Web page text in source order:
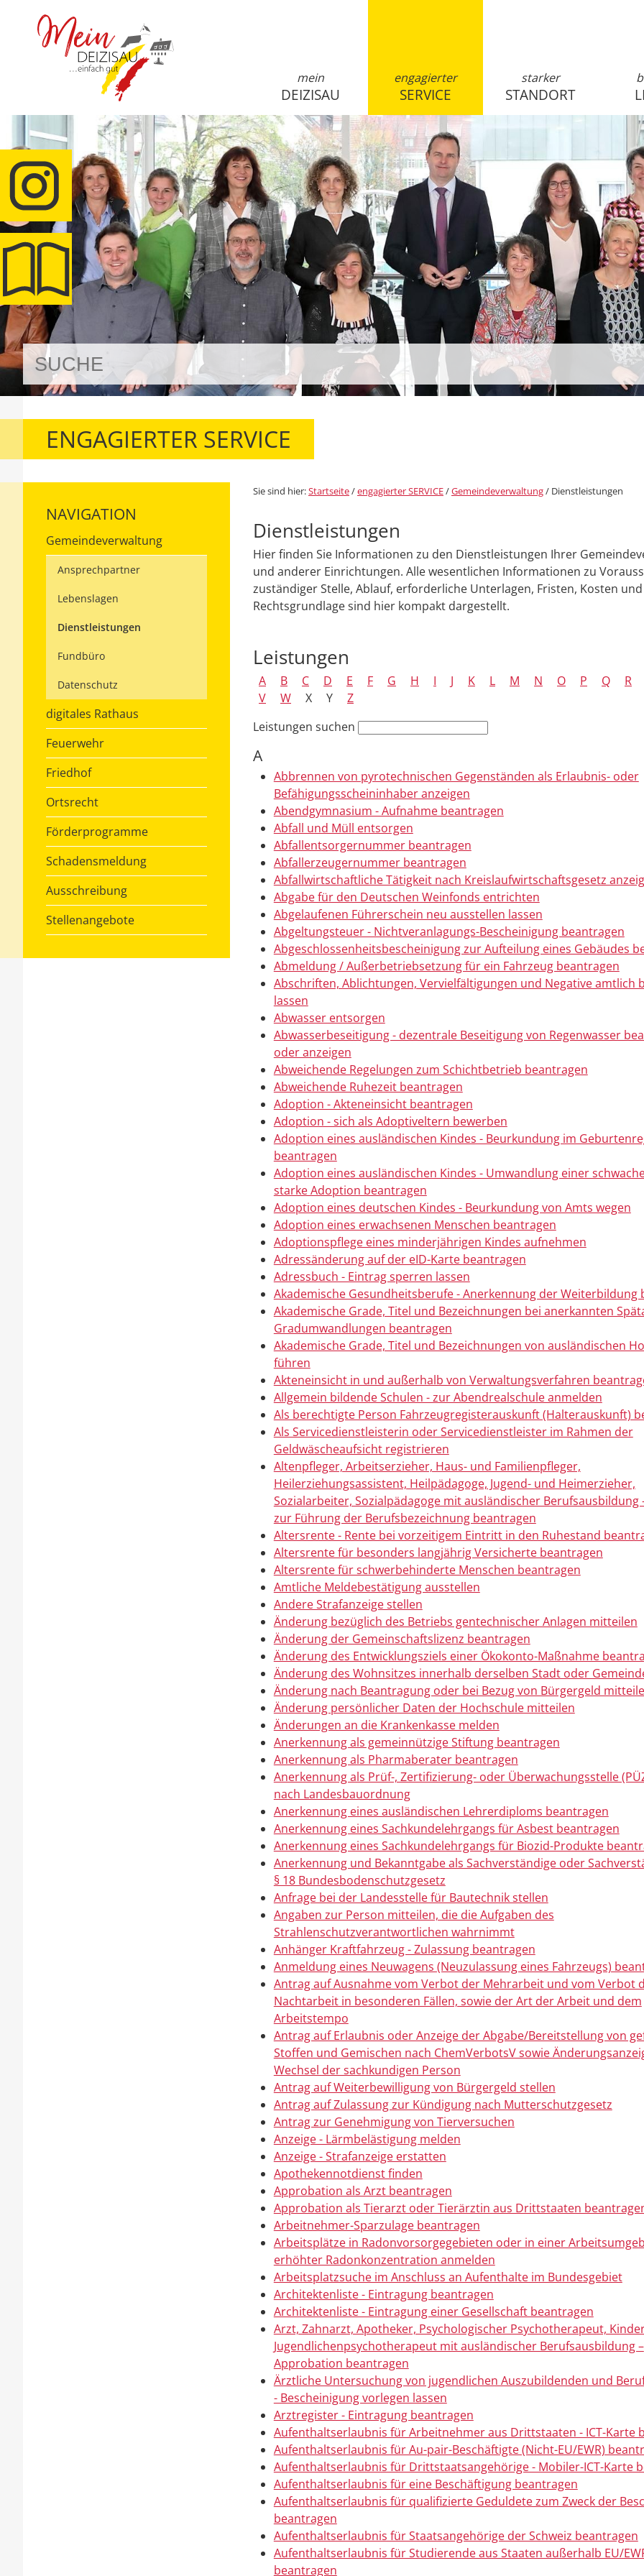
mein
DEIZISAU
engagierter
SERVICE
starker
STANDORT
ENGAGIERTER SERVICE
NAVIGATION
Gemeindeverwaltung
Ansprechpartner
Lebenslagen
Dienstleistungen
Fundbüro
Datenschutz
digitales Rathaus
Feuerwehr
Friedhof
Ortsrecht
Förderprogramme
Schadensmeldung
Ausschreibung
Stellenangebote
Sie sind hier:Startseite/engagierter SERVICE/Gemeindeverwaltung/ Dienstleistungen
Dienstleistungen
Hier finden Sie Informationen zu den Dienstleistungen Ihrer
und anderer Einrichtungen. Alle wesentlichen Informationen zu
zuständiger Stelle, Ablauf, erforderliche Unterlagen, Fristen, Kosten
Rechtsgrundlage sind hier kompakt dargestellt.
Leistungen
A B C D E F G H I J K L M N O P Q R
V
W X Y
Z
Leistungen suchen
A
Abbrennen von pyrotechnischen Gegenständen als Erlaubnis- oder
Befähigungsscheininhaber anzeigen
Abendgymnasium - Aufnahme beantragen
Abfall und Müll entsorgen
Abfallentsorgernummer beantragen
Abfallerzeugernummer beantragen
Abfallwirtschaftliche Tätigkeit nach Kreislaufwirtschaftsgesetz
Abgabe für den Deutschen Weinfonds entrichten
Abgelaufenen Führerschein neu ausstellen lassen
Abgeltungsteuer - Nichtveranlagungs-Bescheinigung beantragen
Abgeschlossenheitsbescheinigung zur Aufteilung eines Gebäudes
Abmeldung / Außerbetriebsetzung für ein Fahrzeug beantragen
Abschriften, Ablichtungen, Vervielfältigungen und Negative amtlich
lassen
Abwasser entsorgen
Abwasserbeseitigung - dezentrale Beseitigung von Regenwasser
oder anzeigen
Abweichende Regelungen zum Schichtbetrieb beantragen
Abweichende Ruhezeit beantragen
Adoption - Akteneinsicht beantragen
Adoption - sich als Adoptiveltern bewerben
Adoption eines ausländischen Kindes - Beurkundung im
beantragen
Adoption eines ausländischen Kindes - Umwandlung einer
starke Adoption beantragen
Adoption eines deutschen Kindes - Beurkundung von Amts wegen
Adoption eines erwachsenen Menschen beantragen
Adoptionspflege eines minderjährigen Kindes aufnehmen
Adressänderung auf der eID-Karte beantragen
Adressbuch - Eintrag sperren lassen
Akademische Gesundheitsberufe - Anerkennung der Weiterbildung
Akademische Grade, Titel und Bezeichnungen bei anerkannten
Gradumwandlungen beantragen
Akademische Grade, Titel und Bezeichnungen von ausländischen
führen
Akteneinsicht in und außerhalb von Verwaltungsverfahren
Allgemein bildende Schulen - zur Abendrealschule anmelden
Als berechtigte Person Fahrzeugregisterauskunft (Halterauskunft)
Als Servicedienstleisterin oder Servicedienstleister im Rahmen der
Geldwäscheaufsicht registrieren
Altenpfleger, Arbeitserzieher, Haus- und Familienpfleger,
Heilerziehungsassistent, Heilpädagoge, Jugend- und Heimerzieher,
Sozialarbeiter, Sozialpädagoge mit ausländischer Berufsausbildung
zur Führung der Berufsbezeichnung beantragen
Altersrente - Rente bei vorzeitigem Eintritt in den Ruhestand
Altersrente für besonders langjährig Versicherte beantragen
Altersrente für schwerbehinderte Menschen beantragen
Amtliche Meldebestätigung ausstellen
Andere Strafanzeige stellen
Änderung bezüglich des Betriebs gentechnischer Anlagen mitteilen
Änderung der Gemeinschaftslizenz beantragen
Änderung des Entwicklungsziels einer Ökokonto-Maßnahme
Änderung des Wohnsitzes innerhalb derselben Stadt oder
Änderung nach Beantragung oder bei Bezug von Bürgergeld
Änderung persönlicher Daten der Hochschule mitteilen
Änderungen an die Krankenkasse melden
Anerkennung als gemeinnützige Stiftung beantragen
Anerkennung als Pharmaberater beantragen
Anerkennung als Prüf-, Zertifizierung- oder Überwachungsstelle
nach Landesbauordnung
Anerkennung eines ausländischen Lehrerdiploms beantragen
Anerkennung eines Sachkundelehrgangs für Asbest beantragen
Anerkennung eines Sachkundelehrgangs für Biozid-Produkte
Anerkennung und Bekanntgabe als Sachverständige oder
§ 18 Bundesbodenschutzgesetz
Anfrage bei der Landesstelle für Bautechnik stellen
Angaben zur Person mitteilen, die die Aufgaben des
Strahlenschutzverantwortlichen wahrnimmt
Anhänger Kraftfahrzeug - Zulassung beantragen
Anmeldung eines Neuwagens (Neuzulassung eines Fahrzeugs)
Antrag auf Ausnahme vom Verbot der Mehrarbeit und vom Verbot
Nachtarbeit in besonderen Fällen, sowie der Art der Arbeit und dem
Arbeitstempo
Antrag auf Erlaubnis oder Anzeige der Abgabe/Bereitstellung von
Stoffen und Gemischen nach ChemVerbotsV sowie
Wechsel der sachkundigen Person
Antrag auf Weiterbewilligung von Bürgergeld stellen
Antrag auf Zulassung zur Kündigung nach Mutterschutzgesetz
Antrag zur Genehmigung von Tierversuchen
Anzeige - Lärmbelästigung melden
Anzeige - Strafanzeige erstatten
Apothekennotdienst finden
Approbation als Arzt beantragen
Approbation als Tierarzt oder Tierärztin aus Drittstaaten
Arbeitnehmer-Sparzulage beantragen
Arbeitsplätze in Radonvorsorgegebieten oder in einer
erhöhter Radonkonzentration anmelden
Arbeitsplatzsuche im Anschluss an Aufenthalte im Bundesgebiet
Architektenliste - Eintragung beantragen
Architektenliste - Eintragung einer Gesellschaft beantragen
Arzt, Zahnarzt, Apotheker, Psychologischer Psychotherapeut,
Jugendlichenpsychotherapeut mit ausländischer Berufsausbildung –
Approbation beantragen
Ärztliche Untersuchung von jugendlichen Auszubildenden und
- Bescheinigung vorlegen lassen
Arztregister - Eintragung beantragen
Aufenthaltserlaubnis für Arbeitnehmer aus Drittstaaten - ICT-Karte
Aufenthaltserlaubnis für Au-pair-Beschäftigte (Nicht-EU/EWR)
Aufenthaltserlaubnis für Drittstaatsangehörige - Mobiler-ICT-Karte
Aufenthaltserlaubnis für eine Beschäftigung beantragen
Aufenthaltserlaubnis für qualifizierte Geduldete zum Zweck der
beantragen
Aufenthaltserlaubnis für Staatsangehörige der Schweiz beantragen
Aufenthaltserlaubnis für Studierende aus Staaten außerhalb EU/
beantragen